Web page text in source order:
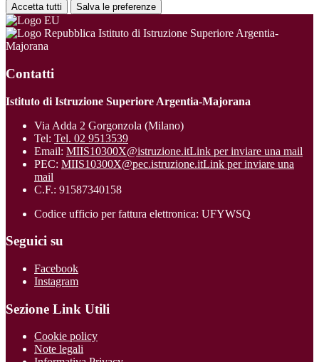
Accetta tutti Salva le preferenze
Istituto di Istruzione Superiore Argentia-
Majorana
Contatti
Istituto di Istruzione Superiore Argentia-Majorana
Via Adda 2 Gorgonzola (Milano)
Tel: Tel. 02 9513539
Email: MIIS10300X@istruzione.itLink per inviare una mail
PEC: MIIS10300X@pec.istruzione.itLink per inviare una
mail
C.F.: 91587340158
Codice ufficio per fattura elettronica: UFYWSQ
Seguici su
Facebook
Instagram
Sezione Link Utili
Cookie policy
Note legali